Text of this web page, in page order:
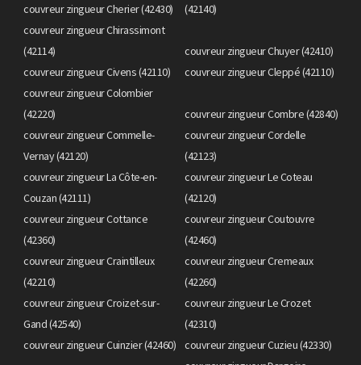
couvreur zingueur Cherier (42430)
(42140)
couvreur zingueur Chirassimont
(42114)
couvreur zingueur Chuyer (42410)
couvreur zingueur Civens (42110)
couvreur zingueur Cleppé (42110)
couvreur zingueur Colombier
(42220)
couvreur zingueur Combre (42840)
couvreur zingueur Commelle-
Vernay (42120)
couvreur zingueur Cordelle
(42123)
couvreur zingueur La Côte-en-
Couzan (42111)
couvreur zingueur Le Coteau
(42120)
couvreur zingueur Cottance
(42360)
couvreur zingueur Coutouvre
(42460)
couvreur zingueur Craintilleux
(42210)
couvreur zingueur Cremeaux
(42260)
couvreur zingueur Croizet-sur-
Gand (42540)
couvreur zingueur Le Crozet
(42310)
couvreur zingueur Cuinzier (42460)
couvreur zingueur Cuzieu (42330)